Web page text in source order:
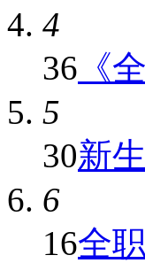
4
36 《
5
30新
6
16全